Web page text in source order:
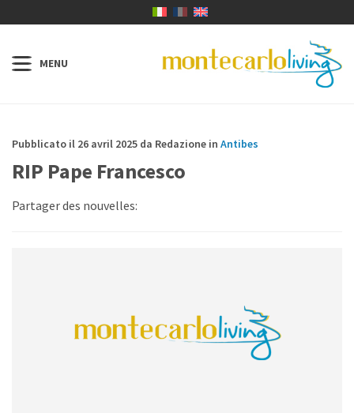
Pubblicato il 26 avril 2025 da Redazione in Antibes
RIP Pape Francesco
Partager des nouvelles: